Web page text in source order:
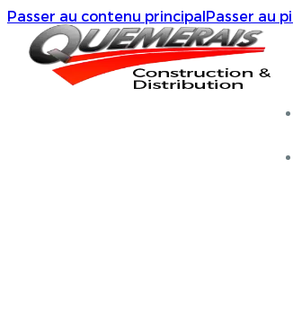
Passer au contenu principalPasser au